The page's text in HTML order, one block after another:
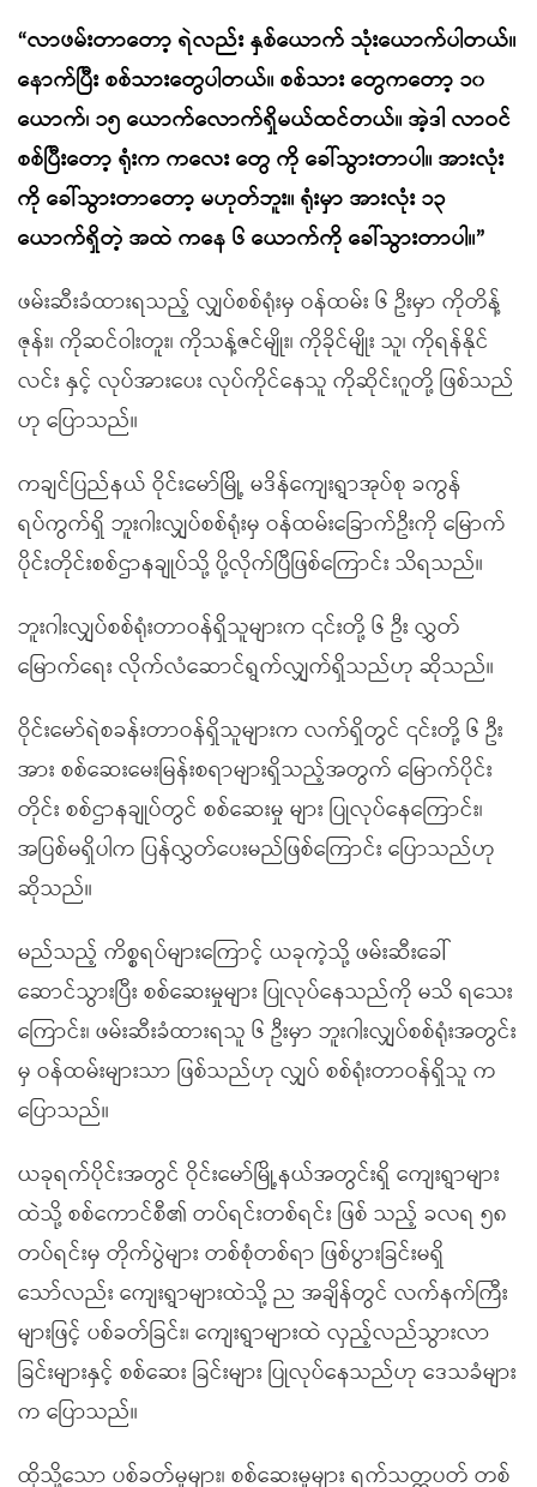
“လာဖမ်းတာတော့ ရဲလည်း နှစ်ယောက် သုံးယောက်ပါတယ်။
နောက်ပြီး စစ်သားတွေပါတယ်။ စစ်သား တွေကတော့ ၁၀
ယောက်၊ ၁၅ ယောက်လောက်ရှိမယ်ထင်တယ်။ အဲ့ဒါ လာဝင်
စစ်ပြီးတော့ ရုံးက ကလေး တွေ ကို ခေါ်သွားတာပါ။ အားလုံး
ကို ခေါ်သွားတာတော့ မဟုတ်ဘူး။ ရုံးမှာ အားလုံး ၁၃
ယောက်ရှိတဲ့ အထဲ ကနေ ၆ ယောက်ကို ခေါ်သွားတာပါ။”
ဖမ်းဆီးခံထားရသည့် လျှပ်စစ်ရုံးမှ ဝန်ထမ်း ၆ ဦးမှာ ကိုတိန့်
ဇုန်း၊ ကိုဆင်ဝါးတူး၊ ကိုသန့်ဇင်မျိုး၊ ကိုခိုင်မျိုး သူ၊ ကိုရန်နိုင်
လင်း နှင့် လုပ်အားပေး လုပ်ကိုင်နေသူ ကိုဆိုင်းဂူတို့ ဖြစ်သည်
ဟု ပြောသည်။
ကချင်ပြည်နယ် ဝိုင်းမော်မြို့ မဒိန်ကျေးရွာအုပ်စု ခကွန်
ရပ်ကွက်ရှိ ဘူးဂါးလျှပ်စစ်ရုံးမှ ဝန်ထမ်းခြောက်ဦးကို မြောက်
ပိုင်းတိုင်းစစ်ဌာနချုပ်သို့ ပို့လိုက်ပြီဖြစ်ကြောင်း သိရသည်။
ဘူးဂါးလျှပ်စစ်ရုံးတာဝန်ရှိသူများက ၎င်းတို့ ၆ ဦး လွှတ်
မြောက်ရေး လိုက်လံဆောင်ရွက်လျှက်ရှိသည်ဟု ဆိုသည်။
ဝိုင်းမော်ရဲစခန်းတာဝန်ရှိသူများက လက်ရှိတွင် ၎င်းတို့ ၆ ဦး
အား စစ်ဆေးမေးမြန်းစရာများရှိသည့်အတွက် မြောက်ပိုင်း
တိုင်း စစ်ဌာနချုပ်တွင် စစ်ဆေးမှု များ ပြုလုပ်နေကြောင်း၊
အပြစ်မရှိပါက ပြန်လွှတ်ပေးမည်ဖြစ်ကြောင်း ပြောသည်ဟု
ဆိုသည်။
မည်သည့် ကိစ္စရပ်များကြောင့် ယခုကဲ့သို့ ဖမ်းဆီးခေါ်
ဆောင်သွားပြီး စစ်ဆေးမှုများ ပြုလုပ်နေသည်ကို မသိ ရသေး
ကြောင်း၊ ဖမ်းဆီးခံထားရသူ ၆ ဦးမှာ ဘူးဂါးလျှပ်စစ်ရုံးအတွင်း
မှ ဝန်ထမ်းများသာ ဖြစ်သည်ဟု လျှပ် စစ်ရုံးတာဝန်ရှိသူ က
ပြောသည်။
ယခုရက်ပိုင်းအတွင် ဝိုင်းမော်မြို့နယ်အတွင်းရှိ ကျေးရွာများ
ထဲသို့ စစ်ကောင်စီ၏ တပ်ရင်းတစ်ရင်း ဖြစ် သည့် ခလရ ၅၈
တပ်ရင်းမှ တိုက်ပွဲများ တစ်စုံတစ်ရာ ဖြစ်ပွားခြင်းမရှိ
သော်လည်း ကျေးရွာများထဲသို့ ည အချိန်တွင် လက်နက်ကြီး
များဖြင့် ပစ်ခတ်ခြင်း၊ ကျေးရွာများထဲ လှည့်လည်သွားလာ
ခြင်းများနှင့် စစ်ဆေး ခြင်းများ ပြုလုပ်နေသည်ဟု ဒေသခံများ
က ပြောသည်။
ထိုသို့သော ပစ်ခတ်မှုများ၊ စစ်ဆေးမှုများ ရက်သတ္တပတ် တစ်